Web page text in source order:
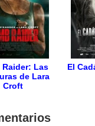
Raider: Las
de Lara
Croft
El